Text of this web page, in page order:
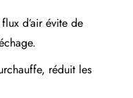
d’air évite de
réduit les